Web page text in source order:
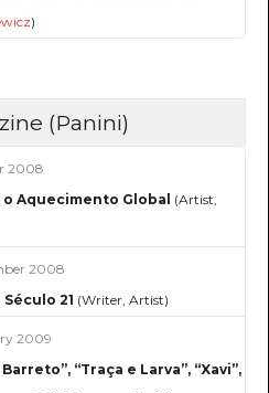
)
(Panini)
2008
Aquecimento Global (Artist,
2008
21 (Writer, Artist)
2009
“Traça e Larva”, “Xavi”,